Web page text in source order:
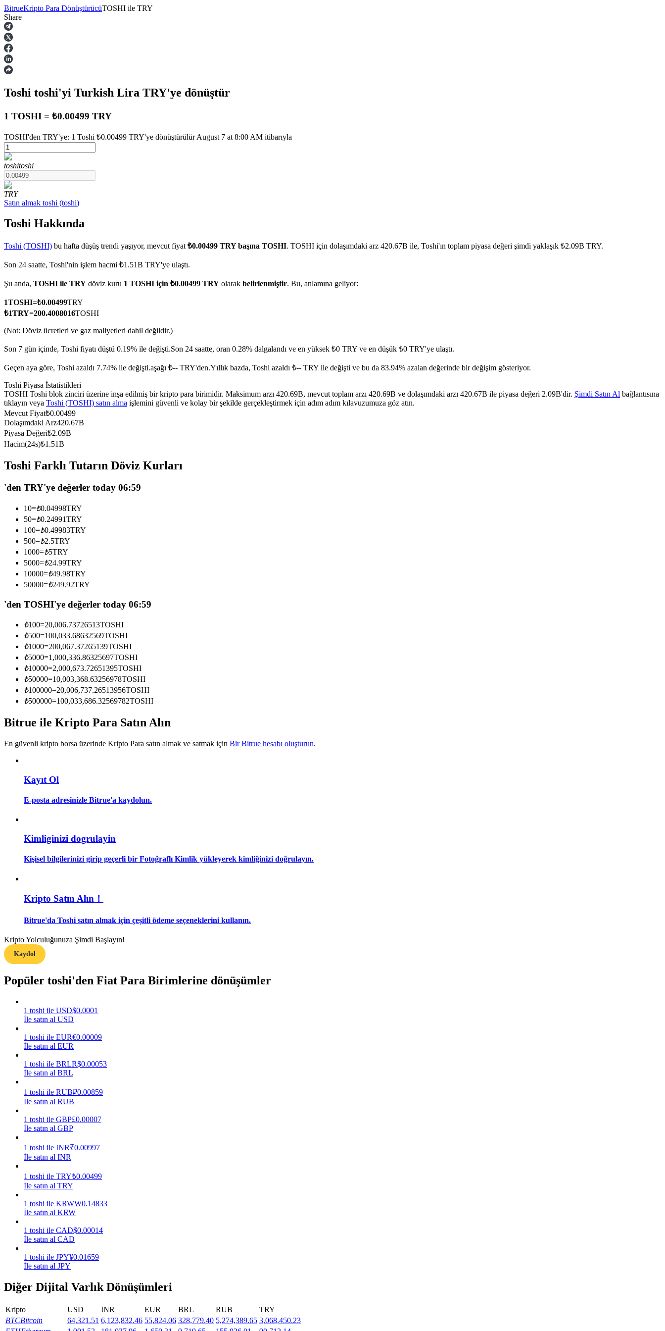
Vadeli İşlemler
Teminat olarak USDT kullanan vadeli işlemler
COIN-M Vadeli İşlemleri
Kripto Para Vadeli İşlemleri
Hisse senetleri, döviz, değerli metaller ve emtia türevleri
USDC Vadeli İşlemleri
Kopya Ticaret
En iyi traderlarla güçlerinizi birleştirin
Kopya Tüccarı Olun
Kâr paylaşımı ve kopya ticaret komisyonlarının tadını çıkarın
Vadeli İşlemler Başlangıç Kılavuzu
Nasıl kârlı kalabileceğinizi öğrenin
Kazan
Power Piggy
BitrueKripto Para DönüştürücüTOSHI ile TRY
Share
Toshi toshi'yi Turkish Lira TRY'ye dönüştür
1 TOSHI = ₺0.00499 TRY
TOSHI'den TRY'ye: 1 Toshi ₺0.00499 TRY'ye dönüştürülür August 7 at 8:00 AM itibarıyla
toshitoshi
TRY
Satın almak toshi (toshi)
Toshi Hakkında
Toshi (TOSHI) bu hafta düşüş trendi yaşıyor, mevcut fiyat ₺0.00499 TRY başına TOSHI. TOSHI için dolaşımdaki arz 420.67B ile, Toshi'ın toplam piyasa değeri şimdi yaklaşık ₺2.09B TRY.
Son 24 saatte, Toshi'nin işlem hacmi ₺1.51B TRY'ye ulaştı.
Şu anda, TOSHI ile TRY döviz kuru 1 TOSHI için ₺0.00499 TRY olarak belirlenmiştir. Bu, anlamına geliyor:
1TOSHI=₺0.00499TRY
₺1TRY=200.4008016TOSHI
(Not: Döviz ücretleri ve gaz maliyetleri dahil değildir.)
Son 7 gün içinde, Toshi fiyatı düştü 0.19% ile değişti.Son 24 saatte, oran 0.28% dalgalandı ve en yüksek ₺0 TRY ve en düşük ₺0 TRY'ye ulaştı.
Geçen aya göre, Toshi azaldı 7.74% ile değişti.aşağı ₺-- TRY'den.Yıllık bazda, Toshi azaldı ₺-- TRY ile değişti ve bu da 83.94% azalan değerinde bir değişim gösteriyor.
Toshi Piyasa İstatistikleri
TOSHI Toshi blok zinciri üzerine inşa edilmiş bir kripto para birimidir. Maksimum arzı 420.69B, mevcut toplam arzı 420.69B ve dolaşımdaki arzı 420.67B ile piyasa değeri 2.09B'dir. Şimdi Satın Al bağlantısına
tıklayın veya Toshi (TOSHI) satın alma işlemini güvenli ve kolay bir şekilde gerçekleştirmek için adım adım kılavuzumuza göz atın.
Mevcut Fiyat₺0.00499
Dolaşımdaki Arz420.67B
Piyasa Değeri₺2.09B
Hacim(24s)₺1.51B
Toshi Farklı Tutarın Döviz Kurları
'den TRY'ye değerler today 06:59
10=₺0.04998TRY
50=₺0.24991TRY
100=₺0.49983TRY
500=₺2.5TRY
1000=₺5TRY
5000=₺24.99TRY
10000=₺49.98TRY
50000=₺249.92TRY
'den TOSHI'ye değerler today 06:59
₺100=20,006.73726513TOSHI
₺500=100,033.68632569TOSHI
₺1000=200,067.37265139TOSHI
₺5000=1,000,336.86325697TOSHI
₺10000=2,000,673.72651395TOSHI
₺50000=10,003,368.63256978TOSHI
₺100000=20,006,737.26513956TOSHI
₺500000=100,033,686.32569782TOSHI
Bitrue ile Kripto Para Satın Alın
En güvenli kripto borsa üzerinde Kripto Para satın almak ve satmak için Bir Bitrue hesabı oluşturun.
Kayıt Ol
E-posta adresinizle Bitrue'a kaydolun.
Kimliginizi dogrulayin
Kişisel bilgilerinizi girip geçerli bir Fotoğraflı Kimlik yükleyerek kimliğinizi doğrulayın.
Kripto Satın Alın！
Bitrue'da Toshi satın almak için çeşitli ödeme seçeneklerini kullanın.
Kripto Yolculuğunuza Şimdi Başlayın!
Kaydol
Popüler toshi'den Fiat Para Birimlerine dönüşümler
1 toshi ile USD$0.0001
İle satın al USD
1 toshi ile EUR€0.00009
İle satın al EUR
1 toshi ile BRLR$0.00053
İle satın al BRL
1 toshi ile RUB₽0.00859
İle satın al RUB
1 toshi ile GBP£0.00007
İle satın al GBP
1 toshi ile INR₹0.00997
İle satın al INR
1 toshi ile TRY₺0.00499
İle satın al TRY
1 toshi ile KRW₩0.14833
İle satın al KRW
1 toshi ile CAD$0.00014
İle satın al CAD
1 toshi ile JPY¥0.01659
İle satın al JPY
Diğer Dijital Varlık Dönüşümleri
Kripto USD INR EUR BRL RUB
TRY
BTCBitcoin 64,321.51 6,123,832.46 55,824.06 328,779.40 5,274,389.65 3,068,450.23